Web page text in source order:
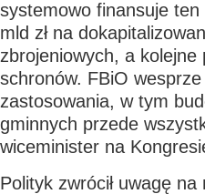
systemowo finansuje
mld zł na
zbrojeniowych, a kolejne
schronów. FBiO
zastosowania, w tym
gminnych przede
wiceminister na
Polityk zwrócił uwagę